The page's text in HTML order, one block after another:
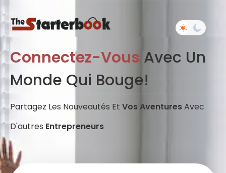
Connectez-Vous Avec Un
Monde Qui Bouge!
Partagez Les Nouveautés Et Vos AventuresAvec
D'autres Entrepreneurs